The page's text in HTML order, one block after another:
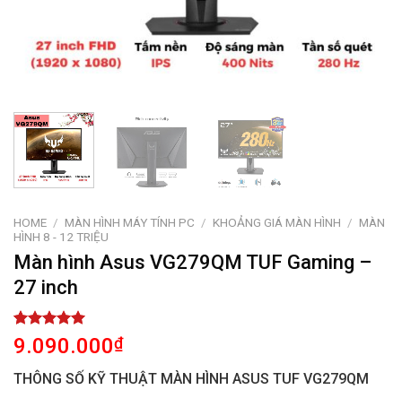
HOME / MÀN HÌNH MÁY TÍNH PC / KHOẢNG GIÁ MÀN HÌNH / MÀN
HÌNH 8 - 12 TRIỆU
Màn hình Asus VG279QM TUF Gaming –
27 inch
Rated5.00
out of 5
based on
1
customer
9.090.000₫
THÔNG SỐ KỸ THUẬT MÀN HÌNH ASUS TUF VG279QM